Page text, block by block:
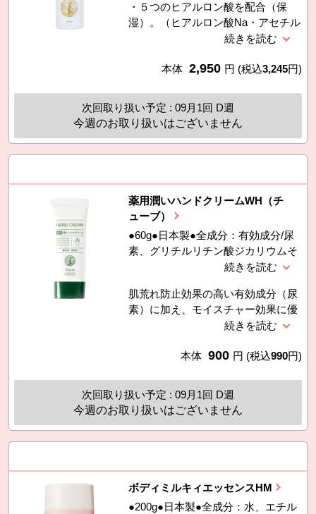
グリコール、加水分解ヒアルロン
酸、アセチルヒアルロン酸Ｎa、加
水分解ヒアルロン酸アルキル（Ｃ１
ａ、クエン酸、塩化Ｎａ、フェノキ
・５つのヒアルロン酸を配合（保
湿）。（ヒアルロン酸Na・アセチル
ヒアルロン酸・加水分解ヒアルロン
Na・加水分解ヒアルロン酸アルキル
のにべたつかない、肌なじみの良い
保湿美容液です。
本体 2,950 円 (税込3,245円)
次回取り扱い予定 : 09月1回 D週
今週のお取り扱いはございません
薬用潤いハンドクリームWH（チ
ューブ）
●60g●日本製●全成分：有効成分/尿
素、グリチルリチン酸ジカリウムそ
の他の成分/精製水、２−エチルヘキ
ンタシロキサン、ベントナイト、キ
サンタンガム、濃グリセリン、グリ
シン、ダイマージリノール酸（フィ
ル／ステアリル／ベヘニル）、Ｌ
分解シルク液（精製水， ＢＧ含
有）、ユキノシタエキス（精製水，
肌荒れ防止効果の高い有効成分（尿
素）に加え、モイスチャー効果に優
れた保湿成分（アミノ酸・セラミ
いを与え、しっとりした手肌にしま
ための保湿成分（シルクエキス・ヨ
ーグルトエキス・ユキノシタエキ
ス）をプラスしました。無香料でベ
タつかない使用感なので、いつでも
トし、滑らかで透明感のある手肌に
導く薬用ハンドクリームです。
本体 900 円 (税込990円)
次回取り扱い予定 : 09月1回 D週
今週のお取り扱いはございません
ボディミルキィエッセンスHM
●200g●日本製●全成分：水、エチル